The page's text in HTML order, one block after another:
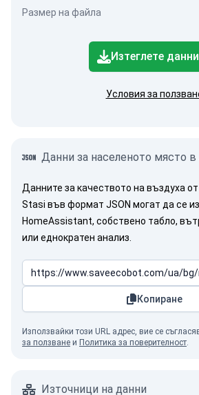
Размер на файла
Изтеглете
Условия за
Данни за населеното място
Данните за качеството на въздуха
Stasi във формат JSON могат да се
HomeAssistant, собствено табло,
или еднократен анализ.
Копиране
Използвайки този URL адрес, вие се
за ползване и Политика за поверителност.
Източници на данни